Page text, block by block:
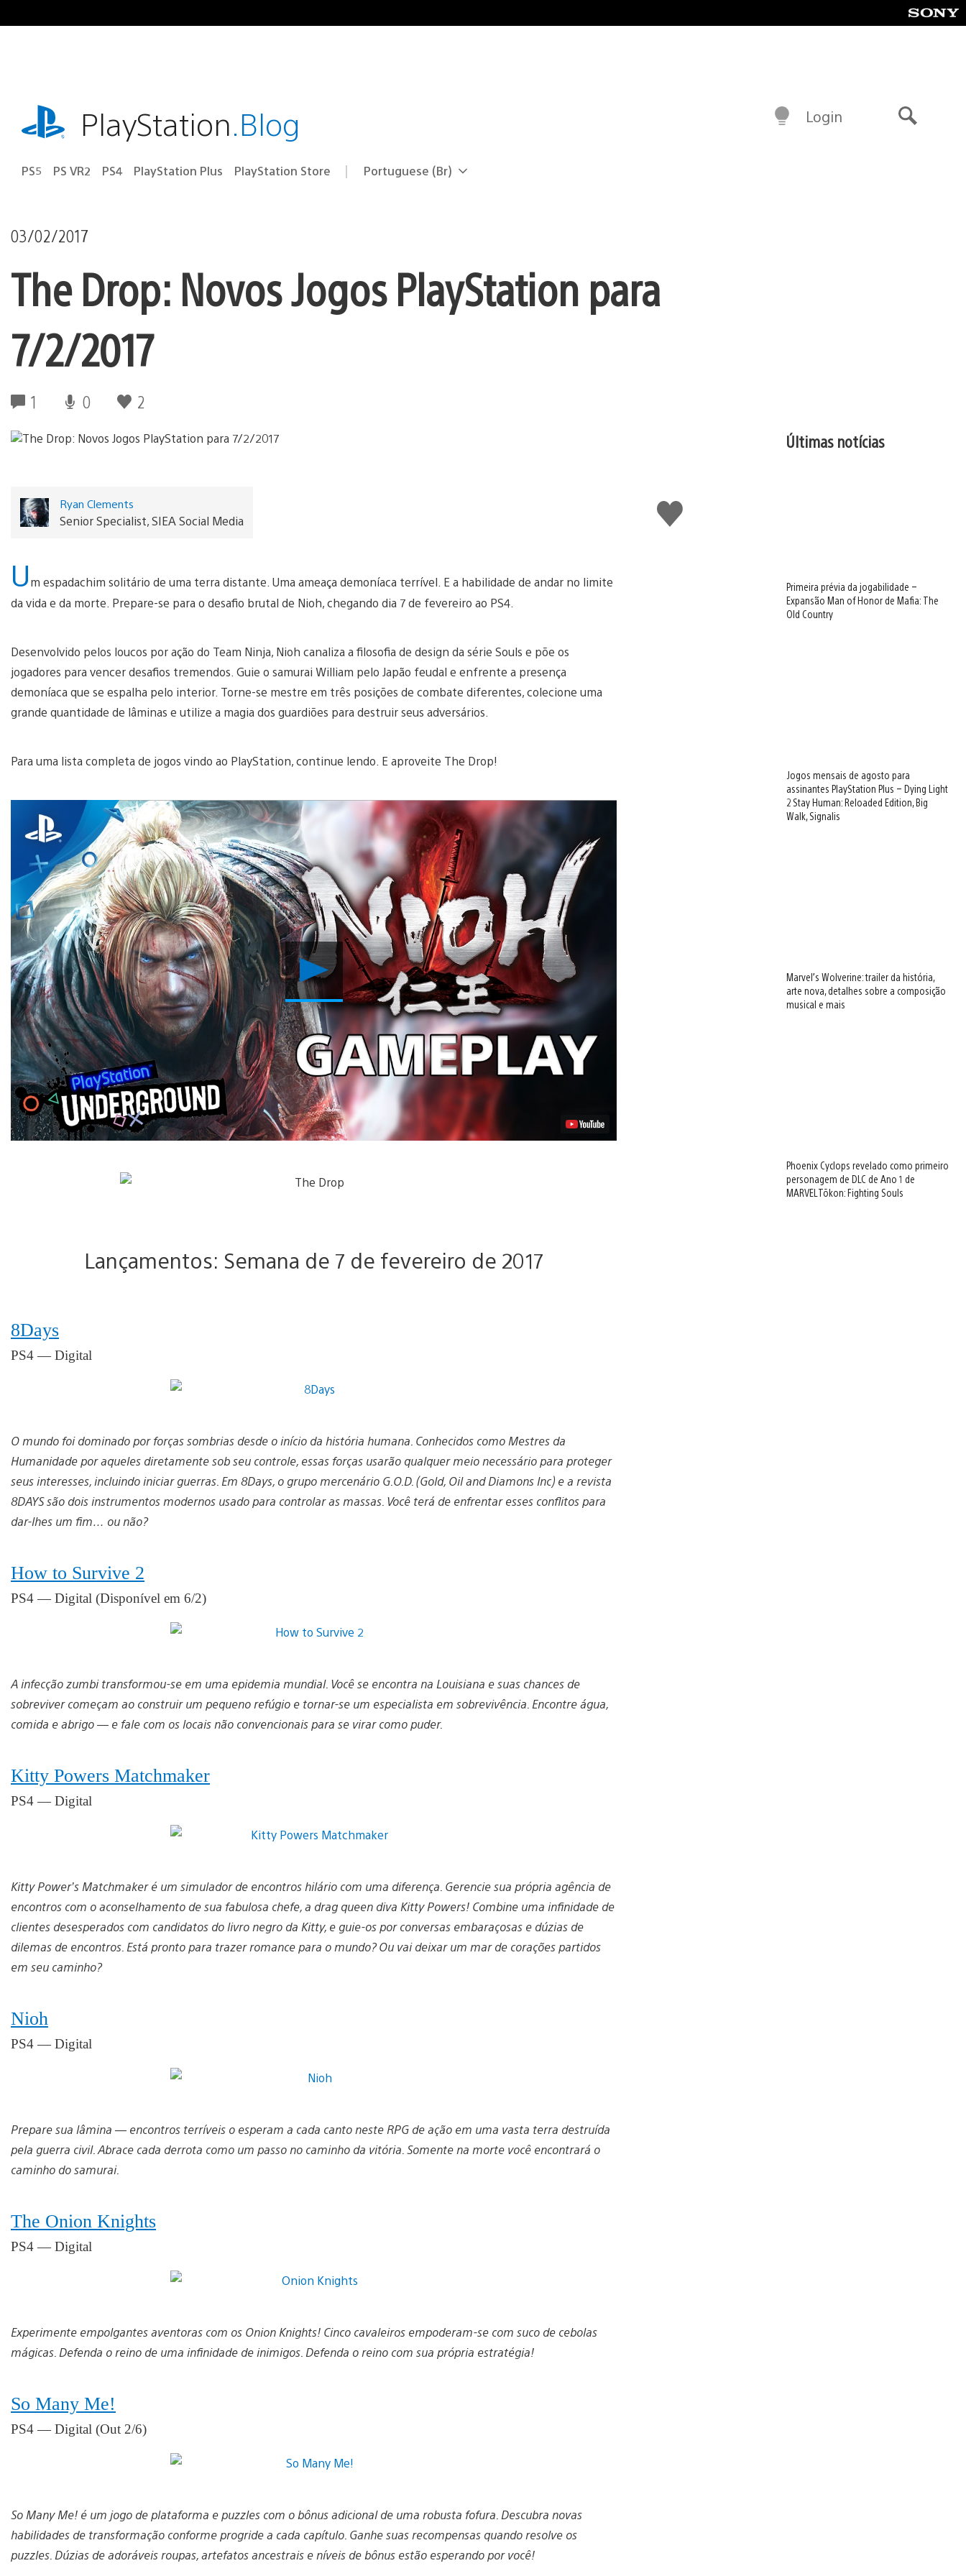
para
playstation.comPlayStation.Blog
PS5 PS VR2 PS4 PlayStation Plus PlayStation Store Selecione
Região
Portuguese (Br)
Login
03/02/2017
The Drop: Novos Jogos PlayStation para
7/2/2017
1 0 2
Curtir
Ryan Clements
Senior Specialist, SIEA Social Media
Um espadachim solitário de uma terra distante. Uma ameaça demoníaca terrível. E a habilidade de andar no limite
da vida e da morte. Prepare-se para o desafio brutal de Nioh, chegando dia 7 de fevereiro ao PS4.
Desenvolvido pelos loucos por ação do Team Ninja, Nioh canaliza a filosofia de design da série Souls e põe os
jogadores para vencer desafios tremendos. Guie o samurai William pelo Japão feudal e enfrente a presença
demoníaca que se espalha pelo interior. Torne-se mestre em três posições de combate diferentes, colecione uma
grande quantidade de lâminas e utilize a magia dos guardiões para destruir seus adversários.
Para uma lista completa de jogos vindo ao PlayStation, continue lendo. E aproveite The Drop!
Reproduzir
Vídeo
Lançamentos: Semana de 7 de fevereiro de 2017
8Days
PS4 — Digital
O mundo foi dominado por forças sombrias desde o início da história humana. Conhecidos como Mestres da
Humanidade por aqueles diretamente sob seu controle, essas forças usarão qualquer meio necessário para proteger
seus interesses, incluindo iniciar guerras. Em 8Days, o grupo mercenário G.O.D. (Gold, Oil and Diamons Inc) e a revista
8DAYS são dois instrumentos modernos usado para controlar as massas. Você terá de enfrentar esses conflitos para
dar-lhes um fim… ou não?
How to Survive 2
PS4 — Digital (Disponível em 6/2)
A infecção zumbi transformou-se em uma epidemia mundial. Você se encontra na Louisiana e suas chances de
sobreviver começam ao construir um pequeno refúgio e tornar-se um especialista em sobrevivência. Encontre água,
comida e abrigo — e fale com os locais não convencionais para se virar como puder.
Kitty Powers Matchmaker
PS4 — Digital
Kitty Power’s Matchmaker é um simulador de encontros hilário com uma diferença. Gerencie sua própria agência de
encontros com o aconselhamento de sua fabulosa chefe, a drag queen diva Kitty Powers! Combine uma infinidade de
clientes desesperados com candidatos do livro negro da Kitty, e guie-os por conversas embaraçosas e dúzias de
dilemas de encontros. Está pronto para trazer romance para o mundo? Ou vai deixar um mar de corações partidos
em seu caminho?
Nioh
PS4 — Digital
Prepare sua lâmina — encontros terríveis o esperam a cada canto neste RPG de ação em uma vasta terra destruída
pela guerra civil. Abrace cada derrota como um passo no caminho da vitória. Somente na morte você encontrará o
caminho do samurai.
The Onion Knights
PS4 — Digital
Experimente empolgantes aventoras com os Onion Knights! Cinco cavaleiros empoderam-se com suco de cebolas
mágicas. Defenda o reino de uma infinidade de inimigos. Defenda o reino com sua própria estratégia!
So Many Me!
PS4 — Digital (Out 2/6)
So Many Me! é um jogo de plataforma e puzzles com o bônus adicional de uma robusta fofura. Descubra novas
habilidades de transformação conforme progride a cada capítulo. Ganhe suas recompensas quando resolve os
puzzles. Dúzias de adoráveis roupas, artefatos ancestrais e níveis de bônus estão esperando por você!
Últimas notícias
Primeira prévia da jogabilidade –
Expansão Man of Honor de Mafia: The
Old Country
Jogos mensais de agosto para
assinantes PlayStation Plus – Dying Light
2 Stay Human: Reloaded Edition, Big
Walk, Signalis
Marvel’s Wolverine: trailer da história,
arte nova, detalhes sobre a composição
musical e mais
Phoenix Cyclops revelado como primeiro
personagem de DLC de Ano 1 de
MARVEL Tōkon: Fighting Souls